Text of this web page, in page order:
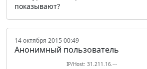
показывают?
14 октября 2015 00:49
Анонимный пользователь
IP/Host: 31.211.16.---